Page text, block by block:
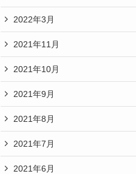
2022年3月
2021年11月
2021年10月
2021年9月
2021年8月
2021年7月
2021年6月